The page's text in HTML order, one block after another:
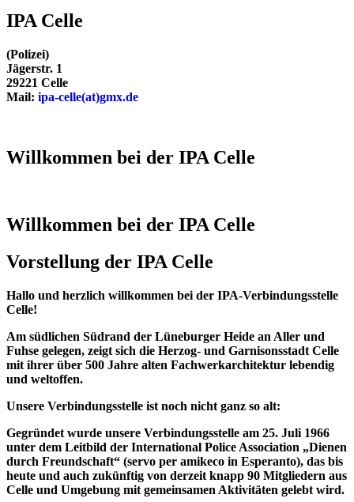
IPA Celle
(Polizei)
Jägerstr. 1
29221 Celle
Mail: ipa-celle(at)gmx.de
Willkommen bei der IPA Celle
Willkommen bei der IPA Celle
Vorstellung der IPA Celle
Hallo und herzlich willkommen bei der IPA-Verbindungsstelle
Celle!
Am südlichen Südrand der Lüneburger Heide an Aller und
Fuhse gelegen, zeigt sich die Herzog- und Garnisonsstadt Celle
mit ihrer über 500 Jahre alten Fachwerkarchitektur lebendig
und weltoffen.
Unsere Verbindungsstelle ist noch nicht ganz so alt:
Gegründet wurde unsere Verbindungsstelle am 25. Juli 1966
unter dem Leitbild der International Police Association „Dienen
durch Freundschaft“ (servo per amikeco in Esperanto), das bis
heute und auch zukünftig von derzeit knapp 90 Mitgliedern aus
Celle und Umgebung mit gemeinsamen Aktivitäten gelebt wird.